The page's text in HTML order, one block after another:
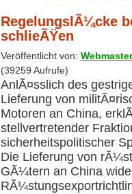
RegelungslÃ¼cke
schlieÃŸen
Veröffentlicht von: Webmaster
(39259 Aufrufe)
AnlÃ¤sslich des
Lieferung von
Motoren an China,
stellvertretender
sicherheitspolitischer
Die Lieferung von
GÃ¼tern an China